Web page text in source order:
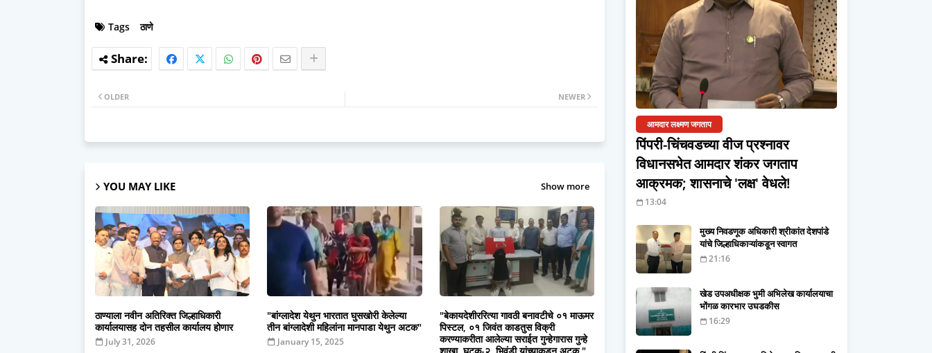
Tags ठाणे
NEWER
OLDER
YOU MAY LIKE Show more
ठाण्याला नवीन अतिरिक्त जिल्हाधिकारी
कार्यालयासह दोन तहसील कार्यालय होणार
July 31, 2026
"बांग्लादेश येथुन भारतात घुसखोरी केलेल्या
तीन बांग्लादेशी महिलांना मानपाडा येथुन अटक"
January 15, 2025
"बेकायदेशीररित्या गावठी बनावटीचे ०१ माऊमर
पिस्टल, ०१ जिवंत काडतुस विक्री
करण्याकरीता आलेल्या सराईत गुन्हेगारास गुन्हे
आमदार लक्ष्मण जगताप
पिंपरी-चिंचवडच्या वीज प्रश्नावर
विधानसभेत आमदार शंकर जगताप
आक्रमक; शासनाचे 'लक्ष' वेधले!
13:04
मुख्य निवडणूक अधिकारी श्रीकांत देशपांडे
यांचे जिल्हाधिकाऱ्यांकडून स्वागत
21:16
खेड उपअधीक्षक भुमी अभिलेख कार्यालयाचा
भोंगळ कारभार उघडकीस
16:29